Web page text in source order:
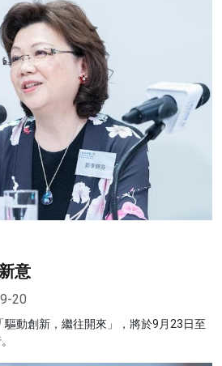
意
20
動創新，繼往開來」，將於9月23日至